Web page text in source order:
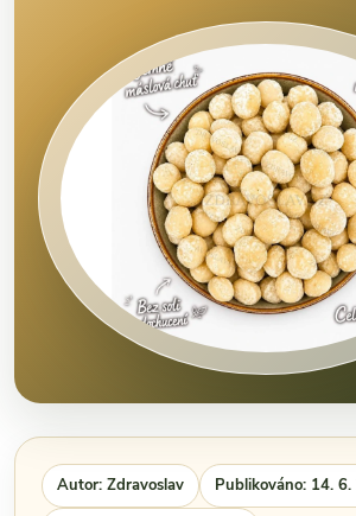
Autor: Zdravoslav Publikováno: 14.